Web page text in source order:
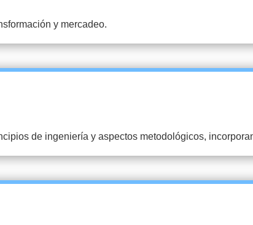
y mercadeo.
de ingeniería y aspectos metodológicos,